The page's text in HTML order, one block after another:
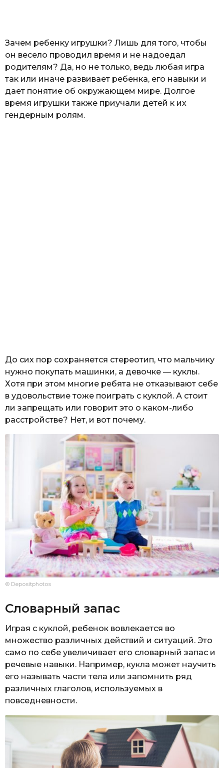
Зачем ребенку игрушки? Лишь для того, чтобы
он весело проводил время и не надоедал
родителям? Да, но не только, ведь любая игра
так или иначе развивает ребенка, его навыки и
дает понятие об окружающем мире. Долгое
время игрушки также приучали детей к их
гендерным ролям.
До сих пор сохраняется стереотип, что мальчику
нужно покупать машинки, а девочке — куклы.
Хотя при этом многие ребята не отказывают себе
в удовольствие тоже поиграть с куклой. А стоит
ли запрещать или говорит это о каком-либо
расстройстве? Нет, и вот почему.
© Depositphotos
Словарный запас
Играя с куклой, ребенок вовлекается во
множество различных действий и ситуаций. Это
само по себе увеличивает его словарный запас и
речевые навыки. Например, кукла может научить
его называть части тела или запомнить ряд
различных глаголов, используемых в
повседневности.